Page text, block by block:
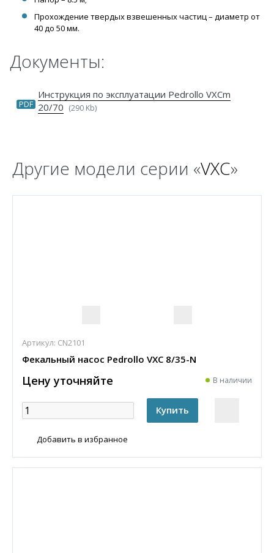
Прохождение твердых взвешенных частиц – диаметр от
40 до 50 мм.
Документы:
PDF
Инструкция по эксплуатации Pedrollo VXCm
20/70 (290 Kb)
Другие модели серии «VXC»
Артикул: CN2101
Фекальный насос Pedrollo VXC 8/35-N
Цену уточняйте В наличии
Добавить в избранное